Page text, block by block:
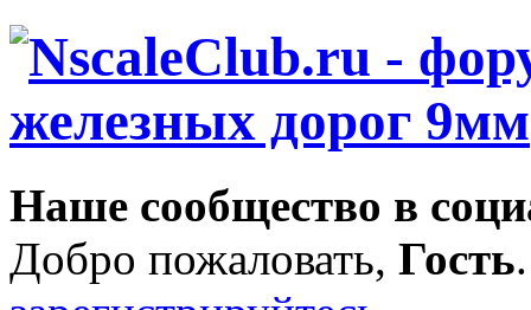
Наше сообщество в
Добро пожаловать, Гость